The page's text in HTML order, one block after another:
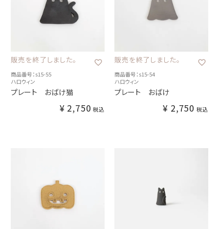
販売を終了しました。
商品番号：s15-55
ハロウィン
プレート おばけ猫
¥ 2,750 税込
販売を終了しました。
商品番号：s15-54
ハロウィン
プレート おばけ
¥ 2,750 税込